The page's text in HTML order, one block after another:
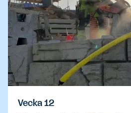
Vecka 12